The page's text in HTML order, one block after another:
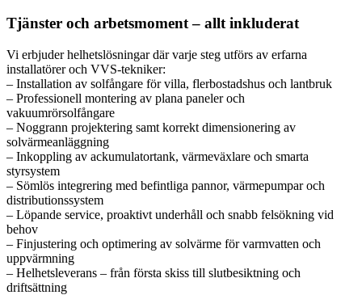
Tjänster och arbetsmoment – allt inkluderat
Vi erbjuder helhetslösningar där varje steg utförs av erfarna
installatörer och VVS-tekniker:
– Installation av solfångare för villa, flerbostadshus och lantbruk
– Professionell montering av plana paneler och
vakuumrörsolfångare
– Noggrann projektering samt korrekt dimensionering av
solvärmeanläggning
– Inkoppling av ackumulatortank, värmeväxlare och smarta
styrsystem
– Sömlös integrering med befintliga pannor, värmepumpar och
distributionssystem
– Löpande service, proaktivt underhåll och snabb felsökning vid
behov
– Finjustering och optimering av solvärme för varmvatten och
uppvärmning
– Helhetsleverans – från första skiss till slutbesiktning och
driftsättning